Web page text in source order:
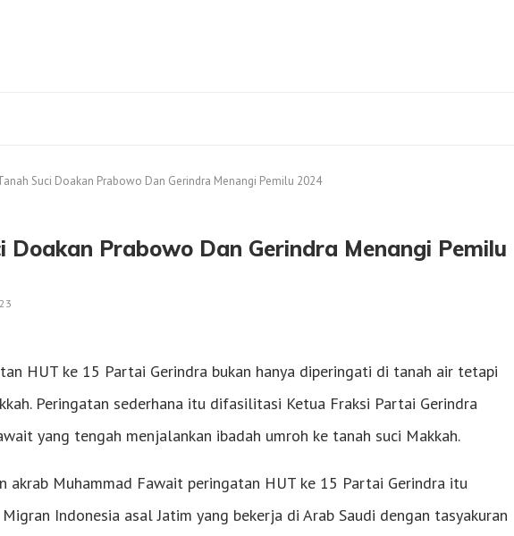
Suci Doakan Prabowo Dan Gerindra Menangi Pemilu 2024
Doakan Prabowo Dan Gerindra Menangi Pemilu
HUT ke 15 Partai Gerindra bukan hanya diperingati di tanah air tetapi
Peringatan sederhana itu difasilitasi Ketua Fraksi Partai Gerindra
yang tengah menjalankan ibadah umroh ke tanah suci Makkah.
akrab Muhammad Fawait peringatan HUT ke 15 Partai Gerindra itu
Indonesia asal Jatim yang bekerja di Arab Saudi dengan tasyakuran